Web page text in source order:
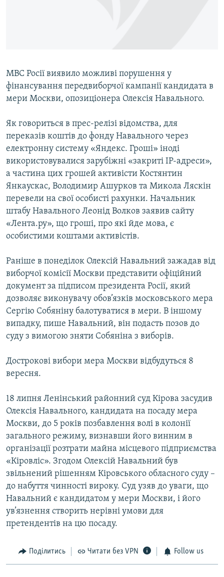
МВС Росії виявило можливі порушення у
фінансування передвиборчої кампанії кандидата в
мери Москви, опозиціонера Олексія Навального.
Як говориться в прес-релізі відомства, для
переказів коштів до фонду Навального через
електронну систему «Яндекс. Гроші» іноді
використовувалися зарубіжні «закриті IP-адреси»,
а частина цих грошей активісти Костянтин
Янкаускас, Володимир Ашурков та Микола Ляскін
перевели на свої особисті рахунки. Начальник
штабу Навального Леонід Волков заявив сайту
«Лента.ру», що гроші, про які йде мова, є
особистими коштами активістів.
Раніше в понеділок Олексій Навальний зажадав від
виборчої комісії Москви представити офіційний
документ за підписом президента Росії, який
дозволяє виконувачу обов’язків московського мера
Сергію Собяніну балотуватися в мери. В іншому
випадку, пише Навальний, він подасть позов до
суду з вимогою зняти Собяніна з виборів.
Дострокові вибори мера Москви відбудуться 8
вересня.
18 липня Ленінський районний суд Кірова засудив
Олексія Навального, кандидата на посаду мера
Москви, до 5 років позбавлення волі в колонії
загального режиму, визнавши його винним в
організації розтрати майна місцевого підприємства
«Кіровліс». Згодом Олексій Навальний був
звільнений рішенням Кіровського обласного суду –
до набуття чинності вироку. Суд узяв до уваги, що
Навальний є кандидатом у мери Москви, і його
ув’язнення створить нерівні умови для
претендентів на цю посаду.
Поділитись Читати без VPN Follow us